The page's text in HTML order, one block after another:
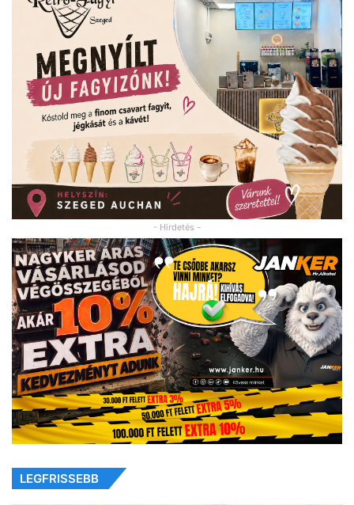
- Hirdetés -
LEGFRISSEBB